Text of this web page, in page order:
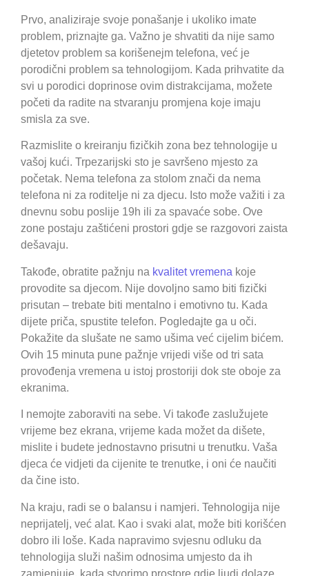
Prvo, analiziraje svoje ponašanje i ukoliko imate
problem, priznajte ga. Važno je shvatiti da nije samo
djetetov problem sa korišenejm telefona, već je
porodični problem sa tehnologijom. Kada prihvatite da
svi u porodici doprinose ovim distrakcijama, možete
početi da radite na stvaranju promjena koje imaju
smisla za sve.
Razmislite o kreiranju fizičkih zona bez tehnologije u
vašoj kući. Trpezarijski sto je savršeno mjesto za
početak. Nema telefona za stolom znači da nema
telefona ni za roditelje ni za djecu. Isto može važiti i za
dnevnu sobu poslije 19h ili za spavaće sobe. Ove
zone postaju zaštićeni prostori gdje se razgovori zaista
dešavaju.
Takođe, obratite pažnju na kvalitet vremena koje
provodite sa djecom. Nije dovoljno samo biti fizički
prisutan – trebate biti mentalno i emotivno tu. Kada
dijete priča, spustite telefon. Pogledajte ga u oči.
Pokažite da slušate ne samo ušima već cijelim bićem.
Ovih 15 minuta pune pažnje vrijedi više od tri sata
provođenja vremena u istoj prostoriji dok ste oboje za
ekranima.
I nemojte zaboraviti na sebe. Vi takođe zaslužujete
vrijeme bez ekrana, vrijeme kada možet da dišete,
mislite i budete jednostavno prisutni u trenutku. Vaša
djeca će vidjeti da cijenite te trenutke, i oni će naučiti
da čine isto.
Na kraju, radi se o balansu i namjeri. Tehnologija nije
neprijatelj, već alat. Kao i svaki alat, može biti korišćen
dobro ili loše. Kada napravimo svjesnu odluku da
tehnologija služi našim odnosima umjesto da ih
zamjenjuje, kada stvorimo prostore gdje ljudi dolaze